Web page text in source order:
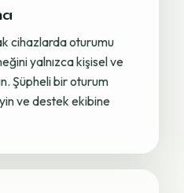
cihazlarda oturumu
yalnızca kişisel ve
Şüpheli bir oturum
ve destek ekibine